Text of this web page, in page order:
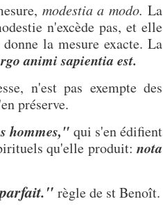
modestia a modo. La
n'excède pas, et elle
la mesure exacte. La
animi sapientia est.
n'est pas exempte des
préserve.
hommes," qui s'en édifient
qu'elle produit: nota
règle de st Benoît.